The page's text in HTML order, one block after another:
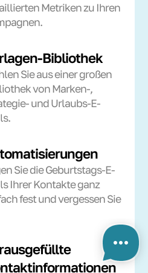
Metriken zu Ihren
Bibliothek
Sie aus einer großen
von Marken-,
und Urlaubs-E-
Sie die Geburtstags-E-
Ihrer Kontakte ganz
fest und vergessen Sie